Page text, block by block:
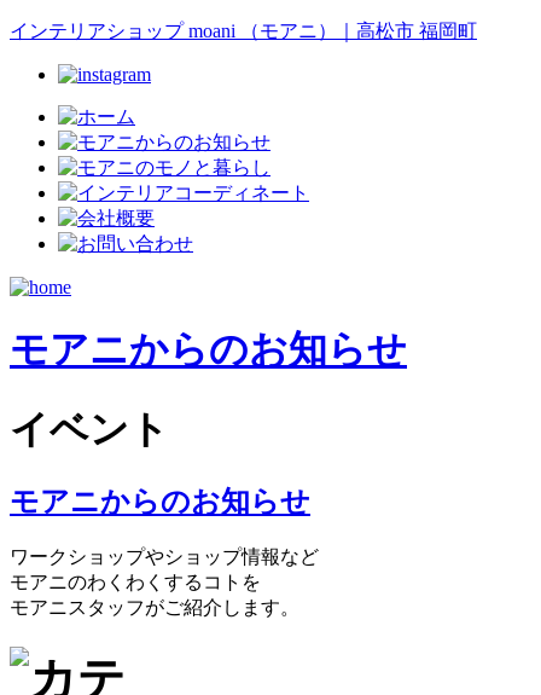
インテリアショップ moani （モアニ）｜高松市 福岡町
モアニからのお知らせ
イベント
モアニからのお知らせ
ワークショップやショップ情報など
モアニのわくわくするコトを
モアニスタッフがご紹介します。